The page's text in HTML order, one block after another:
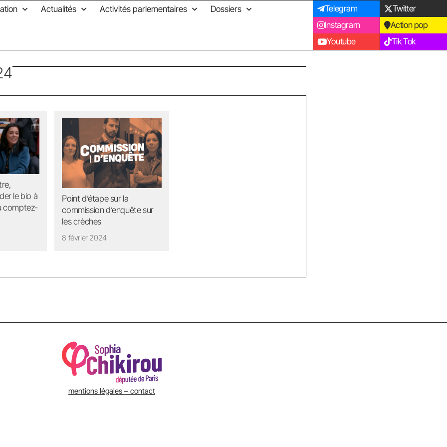
Actualités Activités parlementaires Dossiers
Telegram
Instagram
Youtube
Twitter
Action pop
Tik Tok
le bio à
comptez-
Point d’étape sur la
commission d’enquête sur
les crèches
8 février 2024
mentions légales – contact